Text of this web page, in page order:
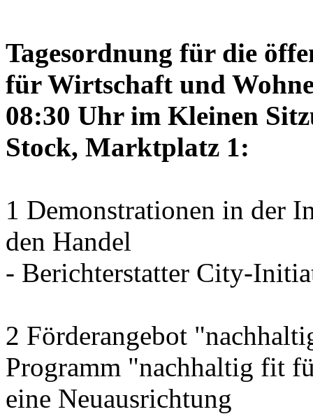
Tagesordnung für die
für Wirtschaft und
08:30 Uhr im Kleinen
Stock, Marktplatz 1:
1 Demonstrationen in der
den Handel
- Berichterstatter City-
2 Förderangebot
Programm "nachhaltig fit
eine Neuausrichtung